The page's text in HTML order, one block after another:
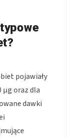
pojawiały
µg oraz dla
dawki